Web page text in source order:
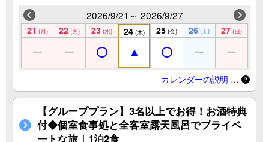
2026/9/21～ 2026/9/27
21 (月) 22 (火) 23 (水) 24 (木) 25 (金) 26 (土) 27 (日)
カレンダーの説明 …
【グループプラン】3名以上でお得！お酒特典
付◆個室食事処と全客室露天風呂でプライベ
ートな旅｜1泊2食